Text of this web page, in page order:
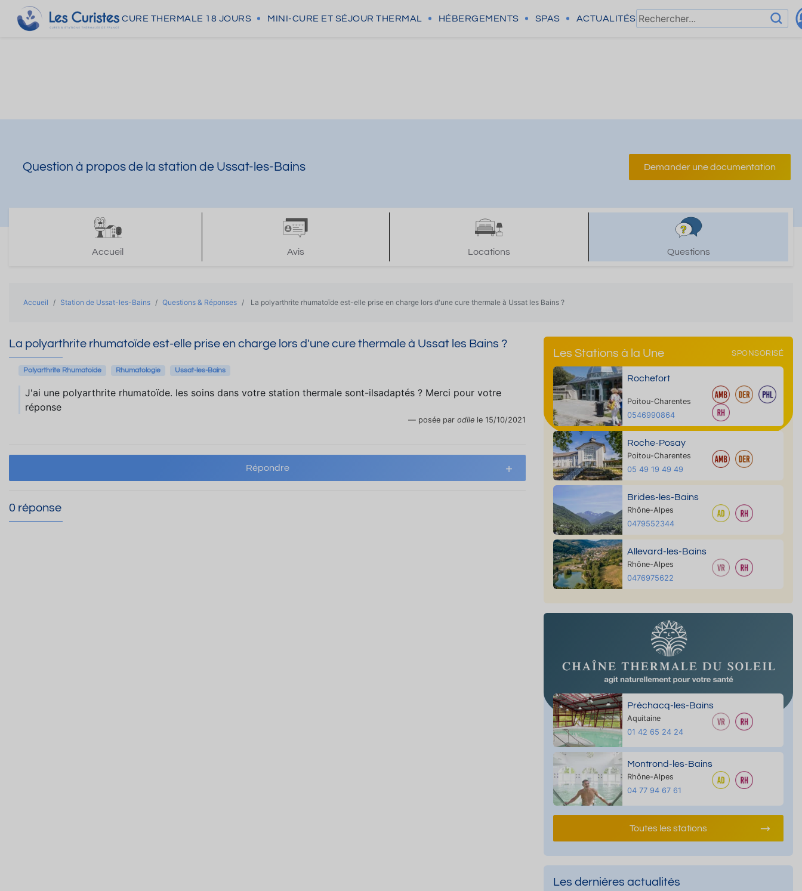
CURE THERMALE 18 JOURS MINI-CURE ET SÉJOUR THERMAL HÉBERGEMENTS SPAS ACTUALITÉS
Question à propos de la station de Ussat-les-Bains Demander une documentation
Accueil Avis Locations Questions
Accueil Station de Ussat-les-Bains Questions & Réponses La polyarthrite rhumatoïde est-elle prise en charge lors d'une cure thermale à Ussat les Bains ?
La polyarthrite rhumatoïde est-elle prise en charge lors d'une cure thermale à Ussat les Bains ?
Polyarthrite Rhumatoide Rhumatologie Ussat-les-Bains
J'ai une polyarthrite rhumatoïde. les soins dans votre station thermale sont-ilsadaptés ? Merci pour votre
réponse
posée par odile le 15/10/2021
Répondre
0 réponse
Les Stations à la Une SPONSORISÉ
Rochefort
Poitou-Charentes
0546990864
Roche-Posay
Poitou-Charentes
05 49 19 49 49
Brides-les-Bains
Rhône-Alpes
0479552344
Allevard-les-Bains
Rhône-Alpes
0476975622
Préchacq-les-Bains
Aquitaine
01 42 65 24 24
Montrond-les-Bains
Rhône-Alpes
04 77 94 67 61
Toutes les stations
Les dernières actualités